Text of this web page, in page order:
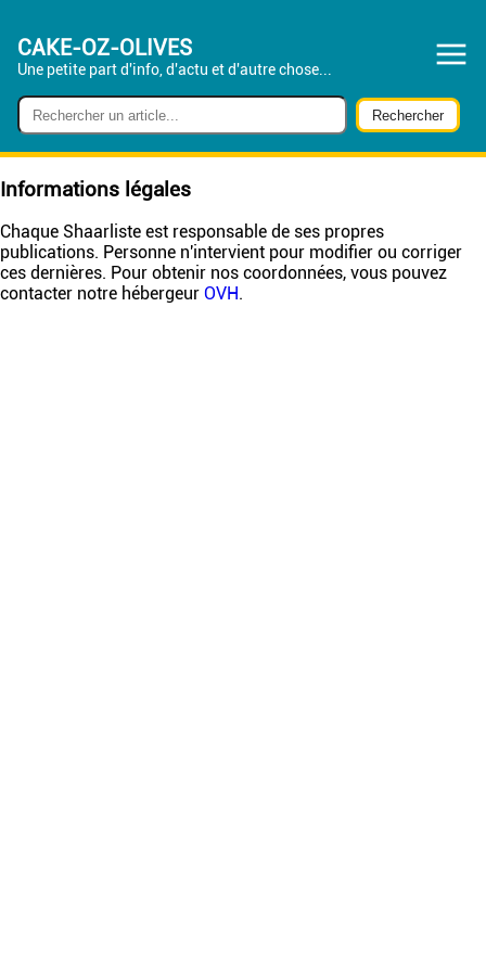
CAKE-OZ-OLIVES
Une petite part d'info, d'actu et d'autre chose...
Informations légales
Chaque Shaarliste est responsable de ses propres
publications. Personne n'intervient pour modifier ou corriger
ces dernières. Pour obtenir nos coordonnées, vous pouvez
contacter notre hébergeur OVH.